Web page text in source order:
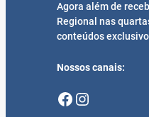
Agora além de
Regional nas
conteúdos
Nossos canais:
Facebook Instagram